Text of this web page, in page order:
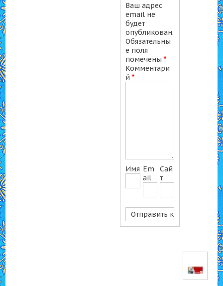
Ваш адрес
email не
будет
опубликован.
Обязательны
е поля
помечены*
Комментари
й*
Имя Em
ail
Сай
т